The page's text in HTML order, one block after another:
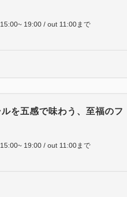
19:00 / out 11:00まで
を五感で味わう、至福のフ
19:00 / out 11:00まで